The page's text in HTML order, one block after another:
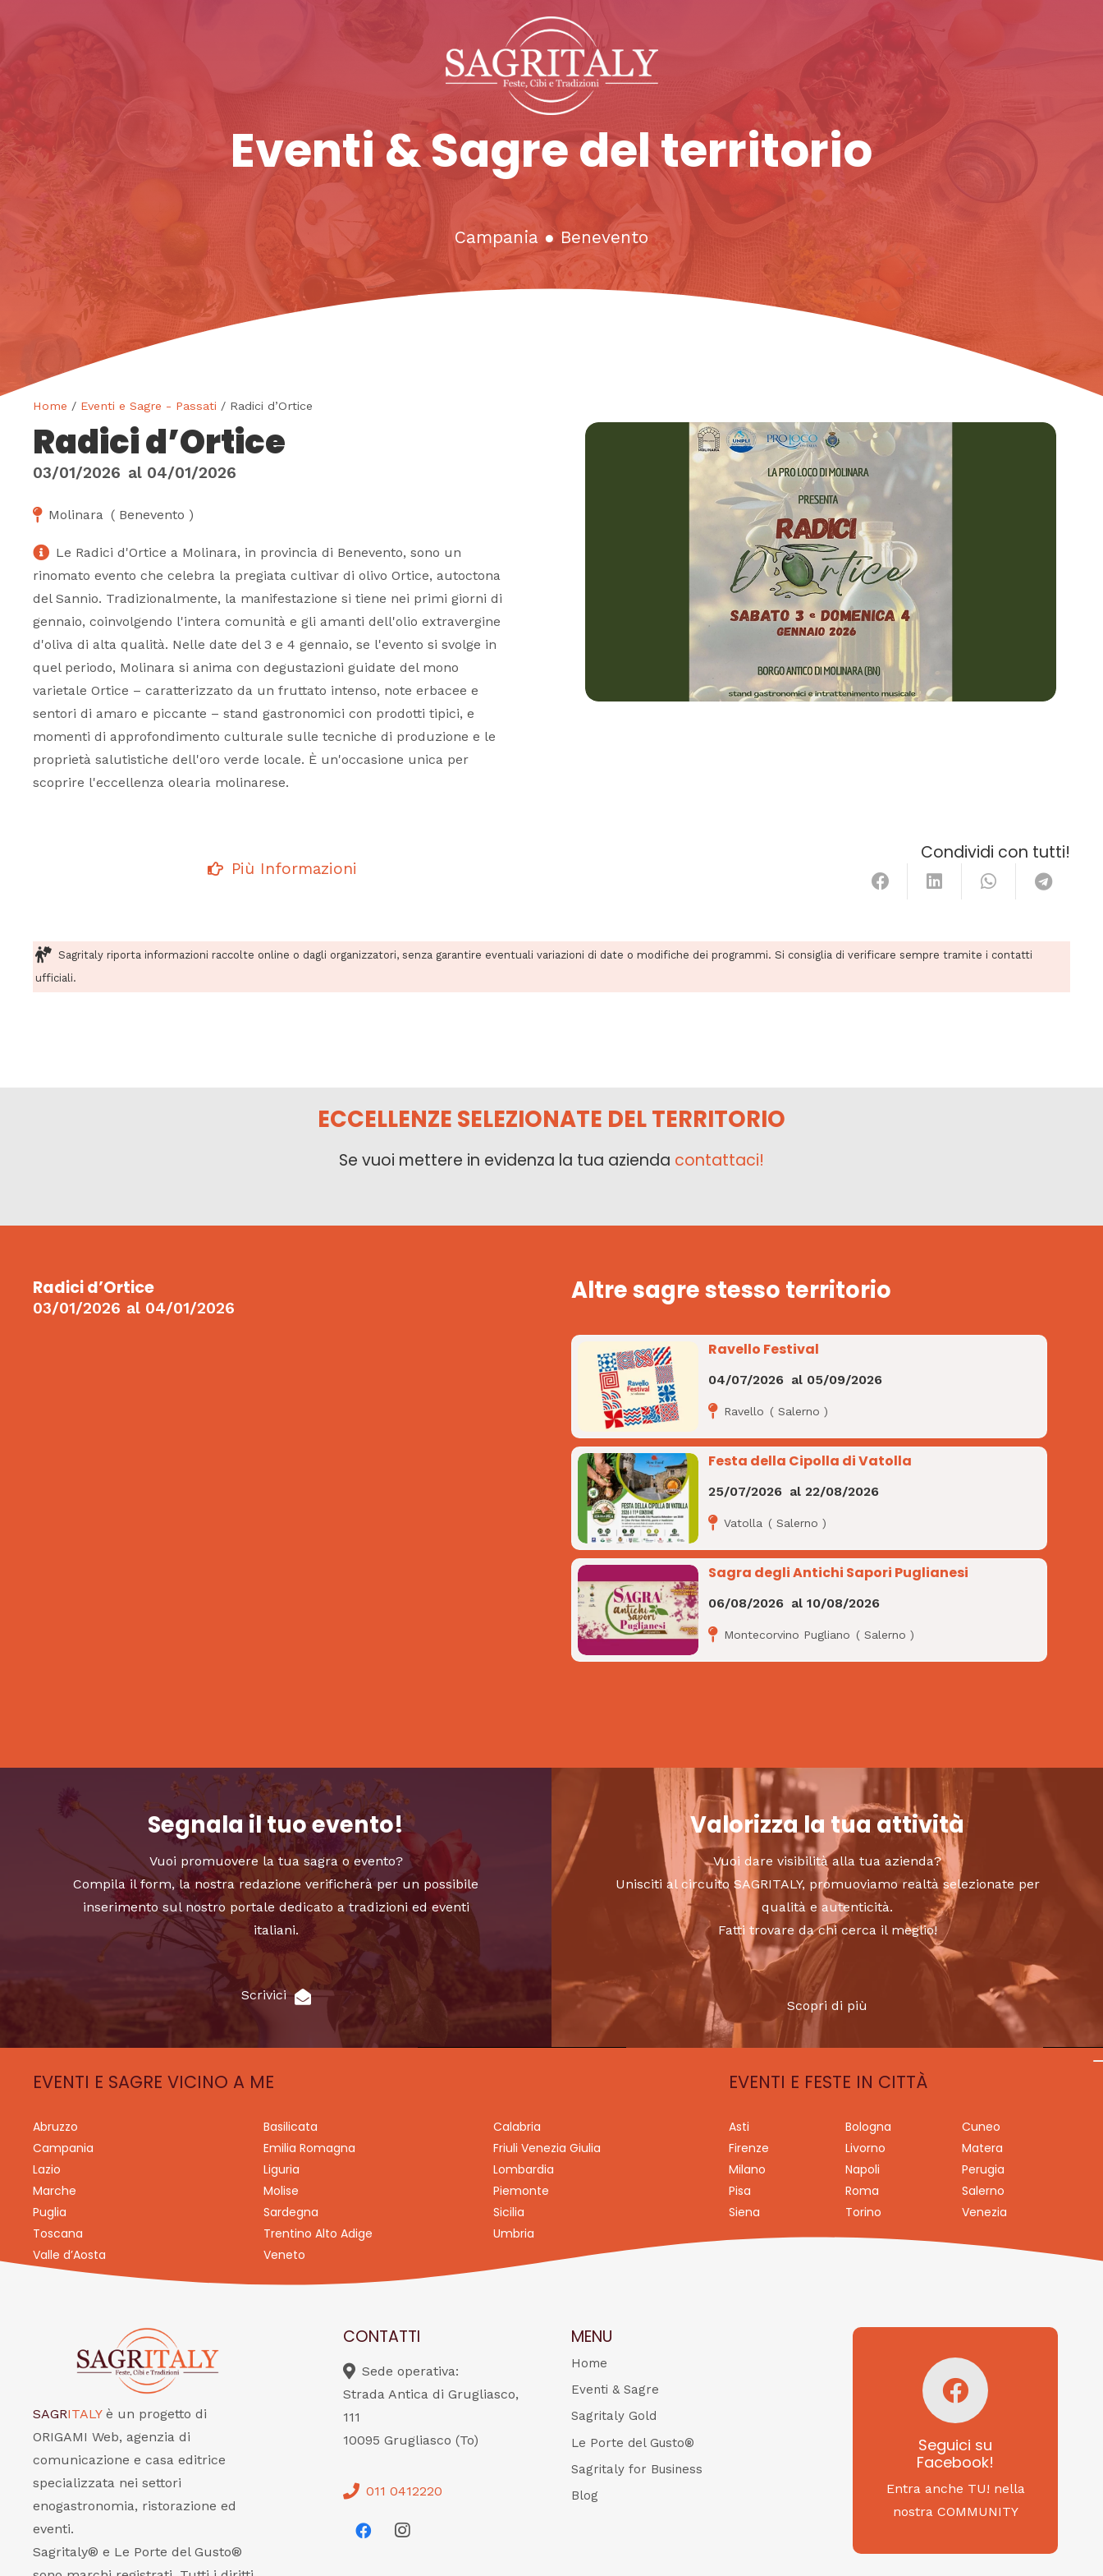
Eventi & Sagre del territorio
Campania ●Benevento
Home / Eventi e Sagre - Passati / Radici d’Ortice
Radici d’Ortice
03/01/2026 al 04/01/2026
Molinara ( Benevento )
Le Radici d'Ortice a Molinara, in provincia di Benevento, sono un
rinomato evento che celebra la pregiata cultivar di olivo Ortice, autoctona
del Sannio. Tradizionalmente, la manifestazione si tiene nei primi giorni di
gennaio, coinvolgendo l'intera comunità e gli amanti dell'olio extravergine
d'oliva di alta qualità. Nelle date del 3 e 4 gennaio, se l'evento si svolge in
quel periodo, Molinara si anima con degustazioni guidate del mono
varietale Ortice – caratterizzato da un fruttato intenso, note erbacee e
sentori di amaro e piccante – stand gastronomici con prodotti tipici, e
momenti di approfondimento culturale sulle tecniche di produzione e le
proprietà salutistiche dell'oro verde locale. È un'occasione unica per
scoprire l'eccellenza olearia molinarese.
Più Informazioni
Condividi con tutti!
Sagritaly riporta informazioni raccolte online o dagli organizzatori, senza garantire eventuali variazioni di date o modifiche dei programmi. Si consiglia di verificare sempre tramite i contatti
ufficiali.
ECCELLENZE SELEZIONATE DEL TERRITORIO
Se vuoi mettere in evidenza la tua azienda contattaci!
Radici d’Ortice
03/01/2026 al 04/01/2026
Altre sagre stesso territorio
Ravello Festival
04/07/2026 al 05/09/2026
Ravello (Salerno )
Festa della Cipolla di Vatolla
25/07/2026 al22/08/2026
Vatolla (Salerno )
Sagra degli Antichi Sapori Puglianesi
06/08/2026 al10/08/2026
Montecorvino Pugliano (Salerno )
Segnala il tuo evento!
Vuoi promuovere la tua sagra o evento?
Compila il form, la nostra redazione verificherà per un possibile
inserimento sul nostro portale dedicato a tradizioni ed eventi
italiani.
Scrivici
Valorizza la tua attività
Vuoi dare visibilità alla tua azienda?
Unisciti al circuito SAGRITALY, promuoviamo realtà selezionate per
qualità e autenticità.
Fatti trovare da chi cerca il meglio!
Scopri di più
EVENTI E SAGRE VICINO A ME
Abruzzo Basilicata
Calabria
Campania
Emilia Romagna
Friuli Venezia Giulia
Lazio
Liguria
Lombardia
Marche
Molise
Piemonte
Puglia
Sardegna
Sicilia
Toscana
Trentino Alto Adige
Umbria
Valle d’Aosta
Veneto
EVENTI E FESTE IN CITTÀ
Asti Bologna
Cuneo
Firenze
Livorno
Matera
Milano
Napoli
Perugia
Pisa
Roma
Salerno
Siena
Torino Venezia
SAGRITALY è un progetto di
ORIGAMI Web, agenzia di
comunicazione e casa editrice
specializzata nei settori
enogastronomia, ristorazione ed
eventi.
Sagritaly® e Le Porte del Gusto®
CONTATTI
Sede operativa:
Strada Antica di Grugliasco,
111
10095 Grugliasco (To)
011 0412220
MENU
Home
Eventi & Sagre
Sagritaly Gold
Le Porte del Gusto®
Sagritaly for Business
Blog
Seguici su
Facebook!
Entra anche TU! nella
nostra COMMUNITY
Seguici su
Facebook!
SAGRITALY
Feste, cibi e tradizioni
da Nord a Sud...